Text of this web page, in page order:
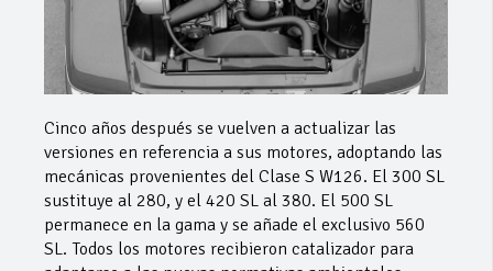
Cinco años después se vuelven a actualizar las
versiones en referencia a sus motores, adoptando las
mecánicas provenientes del Clase S W126. El 300 SL
sustituye al 280, y el 420 SL al 380. El 500 SL
permanece en la gama y se añade el exclusivo 560
SL. Todos los motores recibieron catalizador para